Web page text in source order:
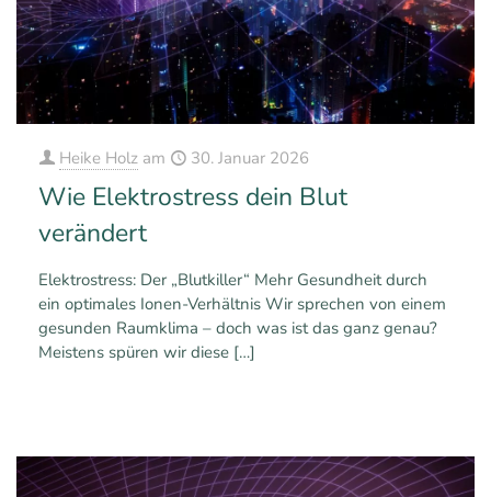
Heike Holz am 30. Januar 2026
Wie Elektrostress dein Blut
verändert
Elektrostress: Der „Blutkiller“ Mehr Gesundheit durch
ein optimales Ionen-Verhältnis Wir sprechen von einem
gesunden Raumklima – doch was ist das ganz genau?
Meistens spüren wir diese […]